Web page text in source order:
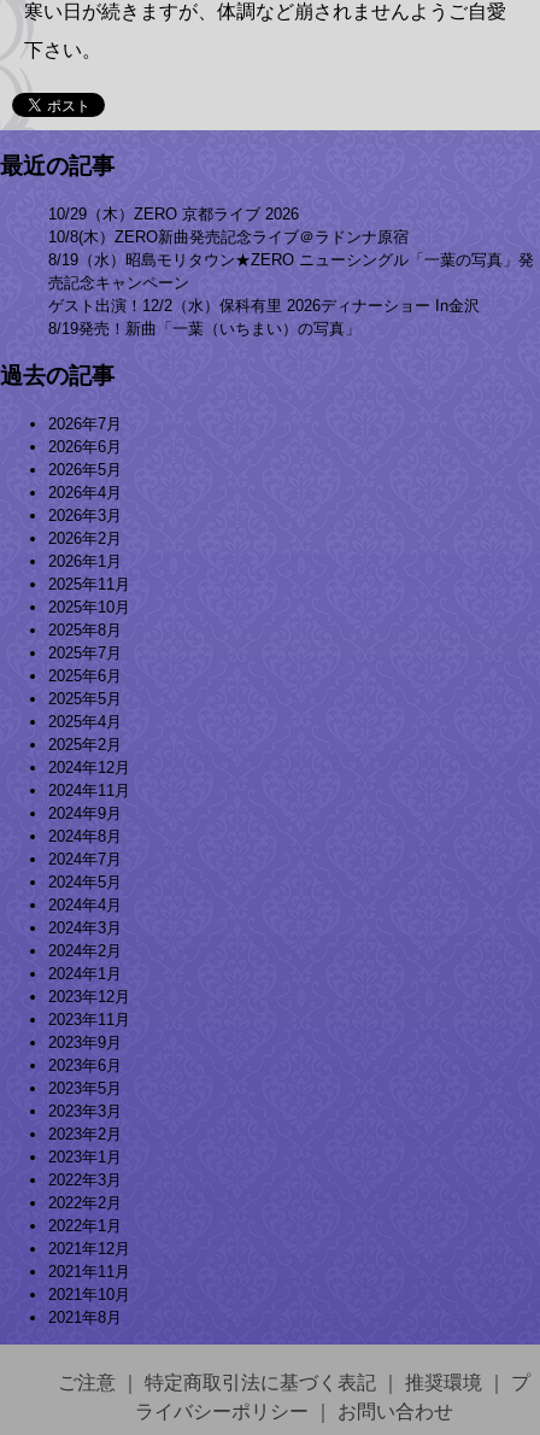
寒い日が続きますが、体調など崩されませんようご自愛
下さい。
最近の記事
10/29（木）ZERO 京都ライブ 2026
10/8(木）ZERO新曲発売記念ライブ＠ラドンナ原宿
8/19（水）昭島モリタウン★ZERO ニューシングル「一葉の写真」発
売記念キャンペーン
ゲスト出演！12/2（水）保科有里 2026ディナーショー In金沢
8/19発売！新曲「一葉（いちまい）の写真」
過去の記事
2026年7月
2026年6月
2026年5月
2026年4月
2026年3月
2026年2月
2026年1月
2025年11月
2025年10月
2025年8月
2025年7月
2025年6月
2025年5月
2025年4月
2025年2月
2024年12月
2024年11月
2024年9月
2024年8月
2024年7月
2024年5月
2024年4月
2024年3月
2024年2月
2024年1月
2023年12月
2023年11月
2023年9月
2023年6月
2023年5月
2023年3月
2023年2月
2023年1月
2022年3月
2022年2月
2022年1月
2021年12月
2021年11月
2021年10月
2021年8月
ご注意 特定商取引法に基づく表記 推奨環境
プ
ライバシーポリシー
お問い合わせ